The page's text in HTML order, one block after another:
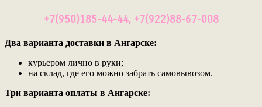
+7(950)185-44-44, +7(922)88-67-008
Два варианта доставки в Ангарске:
курьером лично в руки;
на склад, где его можно забрать самовывозом.
Три варианта оплаты в Ангарске: